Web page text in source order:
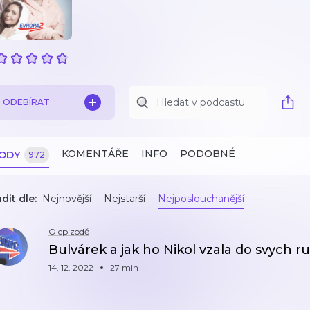
ODEBÍRAT
972 KOMENTÁŘE INFO PODOBNÉ
dle: Nejnovější Nejstarší Nejposlouchanější
O epizodě
Bulvárek a jak ho Nikol vzala do svych
14. 12. 2022 27 min